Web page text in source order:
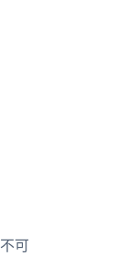
可